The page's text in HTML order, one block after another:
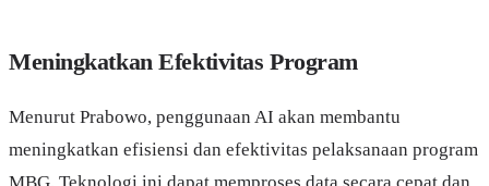
Meningkatkan Efektivitas Program
Menurut Prabowo, penggunaan AI akan membantu
meningkatkan efisiensi dan efektivitas pelaksanaan program